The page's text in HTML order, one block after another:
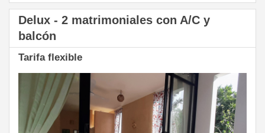
Delux - 2 matrimoniales con A/C y
balcón
Tarifa flexible